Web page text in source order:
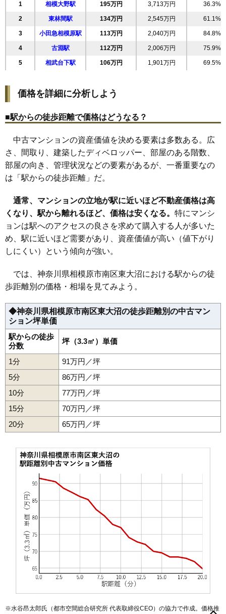
19 新戸 91万円 1,361万円 79.8%
20 新磯野 67万円 1,269万円 64.9%
21 鵜野森 62万円 1,306万円 29.2%
22 若松 59万円 887万円 58.1%
23 桜台 39万円 587万円 54.0%
25 相武台団地 32万円
1 相模大野駅 195万円 3,713万円 36.3%
2 東林間駅 134万円 2,545万円 61.1%
3 小田急相模原駅 113万円 2,040万円 84.8%
4 古淵駅 112万円 2,006万円 75.9%
5 相武台下駅 106万円 1,901万円 69.5%
価格を詳細に分析しよう
■駅からの徒歩距離で価格はどうなる？
中古マンションの資産価値を決める要素は多数ある。広
さ、間取り、建築したディベロッパー、部屋のある階数、
部屋の向き、管理状況などの要素があるが、一番重要なの
は「駅からの徒歩距離」だ。
通常、マンションの立地が駅に近いほど不動産価格は高
くなり、駅から離れるほど、価格は安くなる。 特にマンシ
ョンは駅へのアクセスの良さを求めて購入する人が多いた
め、駅に近いほど需要があり、資産価値が高い（値下がり
しにくい）という傾向が強い。
では、神奈川県相模原市南区東大沼における駅からの徒
歩距離別の価格・相場を見てみよう。
◆神奈川県相模原市南区東大沼の徒歩距離別の中古マン
ション坪単価
駅からの徒歩
分数
坪（3.3㎡）単価
1分
91万円／坪
5分
86万円／坪
10分
77万円／坪
15分
70万円／坪
20分
65万円／坪
※水谷昂太郎氏（都市空間総合研究所 代表取締役CEO）の協力で作成。価格推